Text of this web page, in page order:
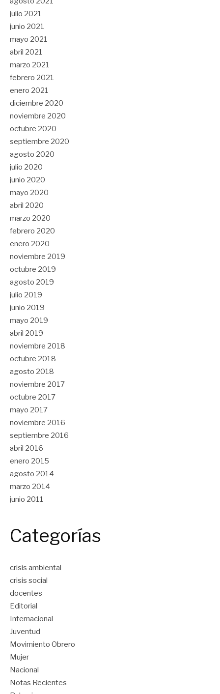
julio 2021
junio 2021
mayo 2021
abril 2021
marzo 2021
febrero 2021
enero 2021
diciembre 2020
noviembre 2020
octubre 2020
septiembre 2020
agosto 2020
julio 2020
junio 2020
mayo 2020
abril 2020
marzo 2020
febrero 2020
enero 2020
noviembre 2019
octubre 2019
agosto 2019
julio 2019
junio 2019
mayo 2019
abril 2019
noviembre 2018
octubre 2018
agosto 2018
noviembre 2017
octubre 2017
mayo 2017
noviembre 2016
septiembre 2016
abril 2016
enero 2015
agosto 2014
marzo 2014
junio 2011
Categorías
crisis ambiental
crisis social
docentes
Editorial
Internacional
Juventud
Movimiento Obrero
Mujer
Nacional
Notas Recientes